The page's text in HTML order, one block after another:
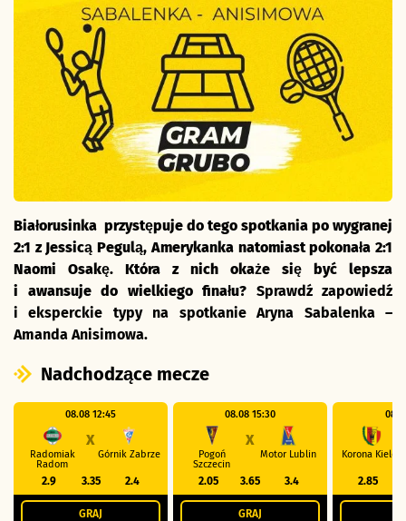
Białorusinka przystępuje do tego spotkania po wygranej
2:1 z Jessicą Pegulą, Amerykanka natomiast pokonała 2:1
Naomi Osakę. Która z nich okaże się być lepsza
i awansuje do wielkiego finału? Sprawdź zapowiedź
i eksperckie typy na spotkanie Aryna Sabalenka –
Amanda Anisimowa.
Nadchodzące mecze
08.08 12:45
Radomiak
Radom
X
Górnik Zabrze
2.9 3.35 2.4
GRAJ
08.08 15:30
Pogoń
Szczecin
X
Motor Lublin
2.05 3.65 3.4
GRAJ
Korona Kielce
2.85